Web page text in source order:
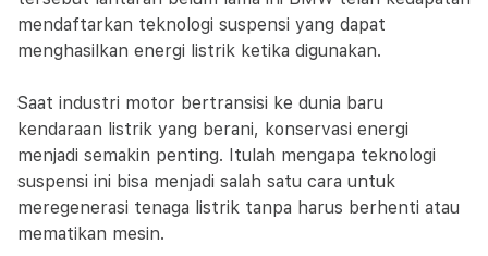
mendaftarkan teknologi suspensi yang dapat
menghasilkan energi listrik ketika digunakan.
Saat industri motor bertransisi ke dunia baru
kendaraan listrik yang berani, konservasi energi
menjadi semakin penting. Itulah mengapa teknologi
suspensi ini bisa menjadi salah satu cara untuk
meregenerasi tenaga listrik tanpa harus berhenti atau
mematikan mesin.